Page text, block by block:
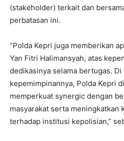
(stakeholder) terkait dan
perbatasan ini.
“Polda Kepri juga memberikan
Yan Fitri Halimansyah, atas
dedikasinya selama bertugas. Di
kepemimpinannya, Polda Kepri
memperkuat synergic dengan
masyarakat serta meningkatkan
terhadap institusi kepolisian,”